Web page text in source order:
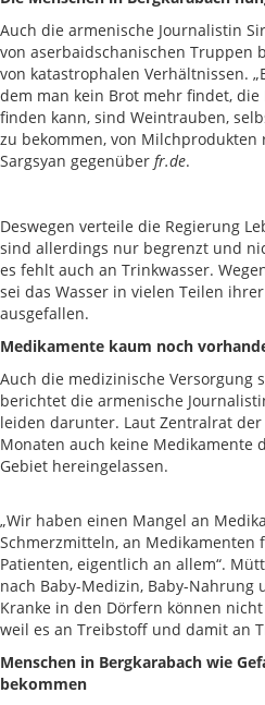
Auch die armenische Journalistin
von aserbaidschanischen Truppen
von katastrophalen Verhältnissen.
dem man kein Brot mehr findet,
finden kann, sind Weintrauben,
zu bekommen, von Milchprodukten
Sargsyan gegenüber fr.de.
Deswegen verteile die Regierung
sind allerdings nur begrenzt und
es fehlt auch an Trinkwasser.
sei das Wasser in vielen Teilen
ausgefallen.
Medikamente kaum noch
Auch die medizinische Versorgung
berichtet die armenische
leiden darunter. Laut Zentralrat
Monaten auch keine Medikamente
Gebiet hereingelassen.
„Wir haben einen Mangel an
Schmerzmitteln, an Medikamenten
Patienten, eigentlich an allem“.
nach Baby-Medizin, Baby-Nahrung
Kranke in den Dörfern können
weil es an Treibstoff und damit an
Menschen in Bergkarabach wie
bekommen